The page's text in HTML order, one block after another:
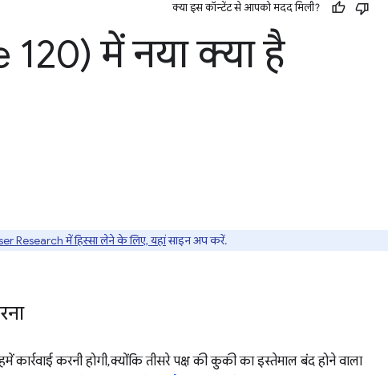
क्या इस कॉन्टेंट से आपको मदद मिली?
में नया क्या है
Research में हिस्सा लेने के लिए, यहांसाइन अप करें.
करनी होगी, क्योंकि तीसरे पक्ष की कुकी का इस्तेमाल बंद होने वाला